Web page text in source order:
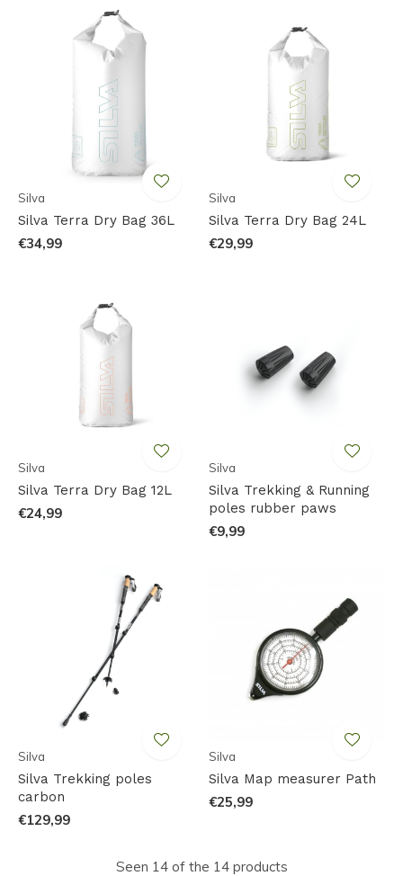
Silva
Silva Terra Dry Bag 36L
€34,99
Silva
Silva Terra Dry Bag 24L
€29,99
Silva
Silva Terra Dry Bag 12L
€24,99
Silva
Silva Trekking & Running
poles rubber paws
€9,99
Silva
Silva Trekking poles
carbon
€129,99
Silva
Silva Map measurer Path
€25,99
Seen 14 of the 14 products